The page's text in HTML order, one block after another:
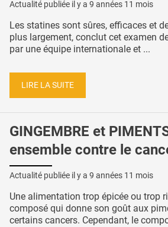
Actualité publiée il y a 9 années 11 mois
Les statines sont sûres, efficaces et
plus largement, conclut cet examen
par une équipe internationale et ...
LIRE LA SUITE
GINGEMBRE et
ensemble contre le
Actualité publiée il y a 9 années 11 mois
Une alimentation trop épicée ou trop
composé qui donne son goût aux
certains cancers. Cependant, le